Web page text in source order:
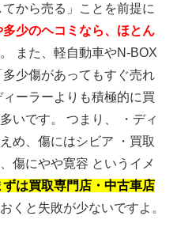
から売る」ことを前提に
多少のヘコミなら、ほとん
。 また、軽自動車やN-BOX
少傷があってもすぐ売れ
ーラーよりも積極的に買
いです。 つまり、 ・ディ
め、傷にはシビア ・買取
傷にやや寛容 というイメ
は買取専門店・中古車店
くと失敗が少ないですよ。